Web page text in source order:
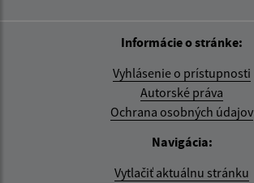
Informácie o stránke:
Vyhlásenie o prístupnosti
Autorské práva
Ochrana osobných údajov
Navigácia:
Vytlačiť aktuálnu stránku